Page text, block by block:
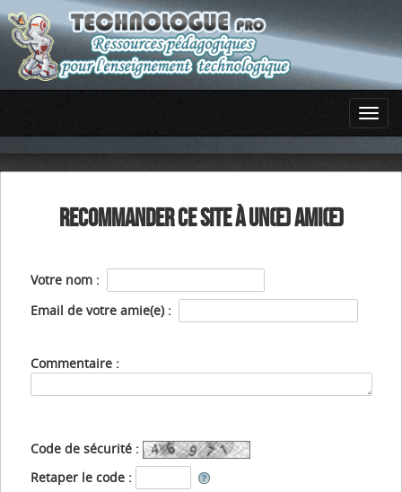
RECOMMANDER CE SITE À UN(E) AMI(E)
Votre nom :
Email de votre amie(e) :
Commentaire :
Code de sécurité :
Retaper le code :